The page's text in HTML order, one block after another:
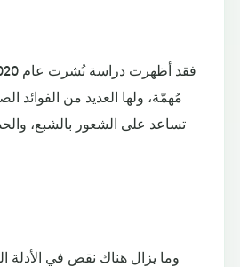
مُهمّة، ولها العديد من الفوائد
تساعد على الشعور بالشبع،
وما يزال هناك نقص في الأدلة